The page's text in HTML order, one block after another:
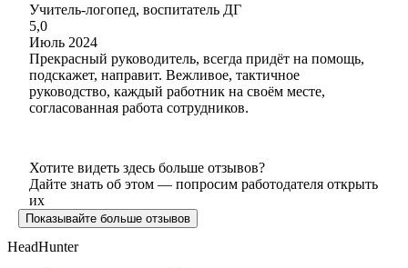
Учитель-логопед, воспитатель ДГ
5,0
Июль 2024
Прекрасный руководитель, всегда придёт на помощь,
подскажет, направит. Вежливое, тактичное
руководство, каждый работник на своём месте,
согласованная работа сотрудников.
Хотите видеть здесь больше отзывов?
Дайте знать об этом — попросим работодателя открыть
их
Показывайте больше отзывов
HeadHunter